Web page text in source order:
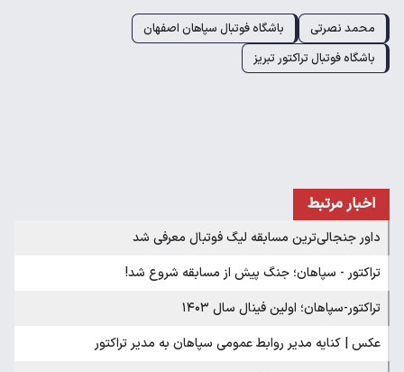
محمد نصرتی
باشگاه فوتبال سپاهان اصفهان
باشگاه فوتبال تراکتور تبریز
اخبار مرتبط
داور جنجالی‌ترین مسابقه لیگ فوتبال معرفی شد
تراکتور - سپاهان؛ جنگ پیش از مسابقه شروع شد!
تراکتور-سپاهان؛ اولین فینال سال ۱۴۰۳
عکس | کنایه مدیر روابط عمومی سپاهان به مدیر تراکتور